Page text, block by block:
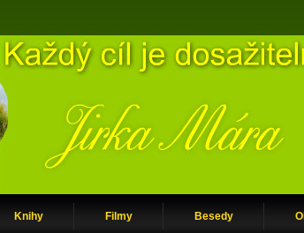
Knihy Filmy Besedy